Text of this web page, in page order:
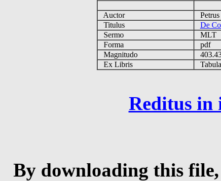
Auctor
Titulus
De
Sermo
MLT
Forma
pdf
Magnitudo
Ex Libris
Reditus in
By downloading this